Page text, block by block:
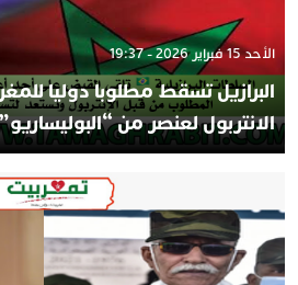
الأحد 15 فبراير 2026 - 19:37
البرازيل تسقط مطلوبا دوليا
الانتربول لعنصر من “البوليساريو”